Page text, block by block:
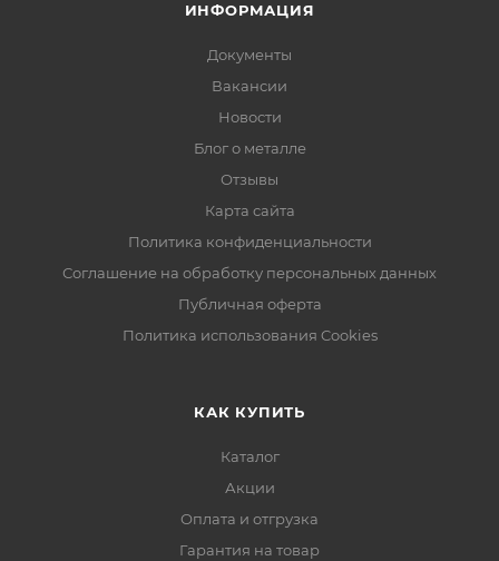
ИНФОРМАЦИЯ
Документы
Вакансии
Новости
Блог о металле
Отзывы
Карта сайта
Политика конфиденциальности
Соглашение на обработку персональных данных
Публичная оферта
Политика использования Cookies
КАК КУПИТЬ
Каталог
Акции
Оплата и отгрузка
Гарантия на товар